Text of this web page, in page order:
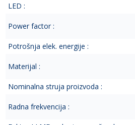
LED :
Power factor :
Potrošnja elek. energije :
Materijal :
Nominalna struja proizvoda :
Radna frekvencija :